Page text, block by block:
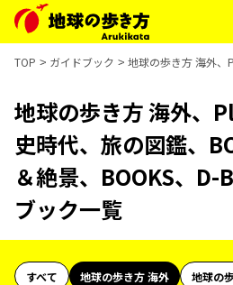
TOP ガイドブック 地球の歩き方 海外、
地球の歩き方 海外、
史時代、旅の図鑑、
＆絶景、BOOKS、
ブック一覧
すべて 地球の歩き方 海外
地球の